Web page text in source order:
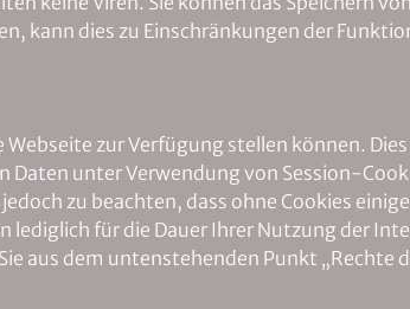
kann dies zu Einschränkungen der
zur Verfügung stellen können.
unter Verwendung von Session-
zu beachten, dass ohne Cookies
für die Dauer Ihrer Nutzung der
aus dem untenstehenden Punkt „Rechte